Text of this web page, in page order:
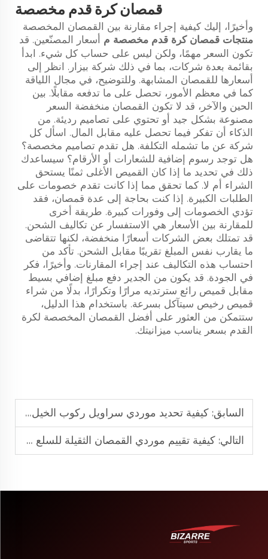
قمصان كرة قدم مخصصة
وأخيرًا، إليك كيفية إجراء مقارنة بين القمصان المخصصة
منتجات قمصان كرة قدم مخصصة م أسعار المصنّعين. قد
تكون السعر مهمًا، ولكن ليس على حساب كل شيء. ابدأ
بقائمة بعدة شركات، بما في ذلك شركة بيزار. انظر إلى
أسعارها للقمصان المشابهة. وللتوضيح، في مجال اللياقة
كما في معظم الأمور، تحصل على ما تدفعه مقابلًا. بين
الحين والآخر، قد لا تكون القمصان منخفضة السعر
مصنوعة بشكل جيد أو تحتوي على تصاميم رديئة. من
الذكاء أن تفكر فيما تحصل عليه مقابل المال. اسأل كل
شركة عن ما تشمله التكلفة. هل تقدم تصاميم مخصصة؟
هل توجد رسوم إضافية للشعارات أو الأرقام؟ سيساعدك
ذلك في تحديد ما إذا كان القميص الأغلى ثمنًا يستحق
الشراء أم لا. كما تحقق مما إذا كانت تقدم خصومات على
الطلبات الكبيرة. إذا كنت بحاجة إلى عدة قمصان، فقد
تؤدي الخصومات إلى وفورات كبيرة. طريقة أخرى
للمقارنة بين الأسعار هي الاستفسار عن تكاليف الشحن.
قد تمتلك بعض الشركات أسعارًا منخفضة، لكنها تتقاضى
ما يقارب نفس المبلغ تقريبًا مقابل الشحن. تأكد من
احتساب هذه التكاليف عند إجراء المقارنات. وأخيرًا، فكر
في الجودة. قد يكون من الجدير دفع مبلغ إضافي بسيط
مقابل قميص رائع سترتديه مرارًا وتكرارًا، بدلًا من شراء
قميص رخيص سيتآكل بسرعة. باستخدام هذا الدليل،
ستتمكن من العثور على أفضل القمصان المخصصة لكرة
القدم بسعر يناسب ميزانيتك.
السابق: كيفية تحديد موردي سراويل ركوب الخيل عالية الجودة
التالي: كيفية تقييم موردي القمصان الثقيلة للسلع الماركية